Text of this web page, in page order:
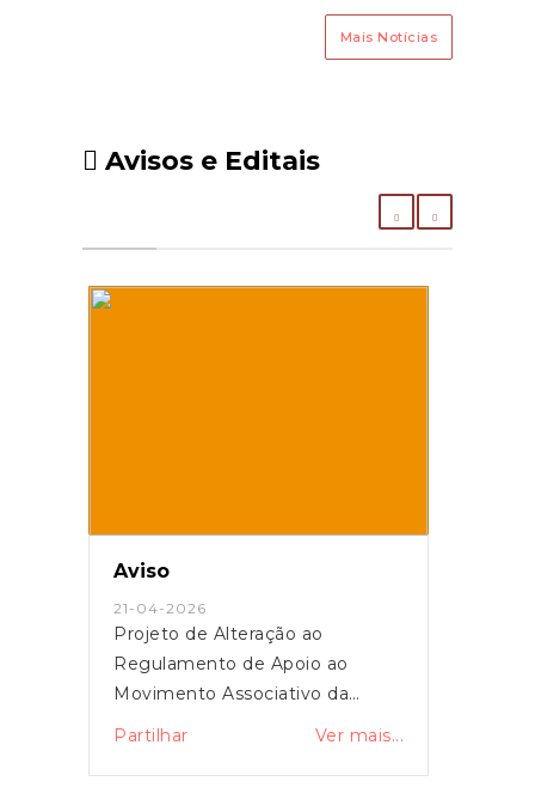
Penacova, Sazes de Lorvão, UF
Mais Notícias
Avisos e Editais
Aviso
21-04-2026
Projeto de Alteração ao
Regulamento de Apoio ao
Movimento Associativo da
Partilhar Ver mais...